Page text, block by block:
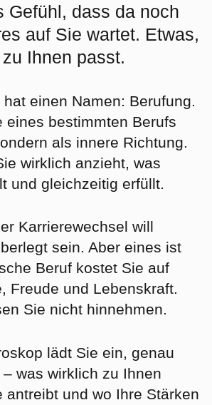
Gefühl, dass da noch
auf Sie wartet. Etwas,
Ihnen passt.
einen Namen: Berufung.
eines bestimmten Berufs
als innere Richtung.
wirklich anzieht, was
und gleichzeitig erfüllt.
Karrierewechsel will
sein. Aber eines ist
Beruf kostet Sie auf
Freude und Lebenskraft.
Sie nicht hinnehmen.
lädt Sie ein, genau
was wirklich zu Ihnen
antreibt und wo Ihre Stärken